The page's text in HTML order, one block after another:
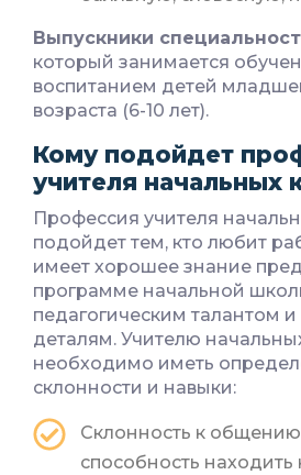
Выпускники
который занимается
воспитанием детей
возраста (6-10 лет).
Кому подойдет
учителя начальных
Профессия учителя
подойдет тем, кто любит
имеет хорошее знание
программе начальной
педагогическим талантом
деталям. Учителю
необходимо иметь
склонности и навыки:
Склонность к
способность находить